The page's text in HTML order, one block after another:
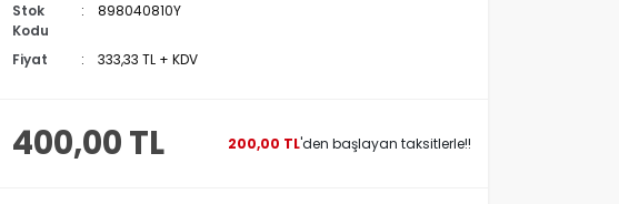
Stok
Kodu
898040810Y
Fiyat 333,33 TL + KDV
400,00 TL 200,00 TL'den başlayan taksitlerle!!